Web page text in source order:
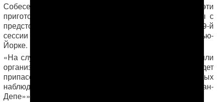
Собеседник АНТ также не исключил, что эти
приготовления в «Овадан-Депе» могут быть связаны с
предстоящим участием туркменской делегации в 69-й
сессии Генеральной Ассамблее ООН в сентябре в Нью-
Йорке.
«На случай, если туркменов пригласят в Белый дом или
организуют им аудиенцию с генсеком ООН, у них будет
припасена козырная карта – визит международных
наблюдателей в «святая святых» — тюрьму «Овадан-
Депе»».